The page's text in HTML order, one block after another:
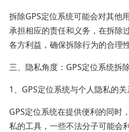
拆除GPS定位系统可能会对其他
承担相应的责任和义务，在拆除
各方利益，确保拆除行为的合理
三、隐私角度：GPS定位系统拆
1、GPS定位系统与个人隐私的关
GPS定位系统在提供便利的同时
私的工具，一些不法分子可能会